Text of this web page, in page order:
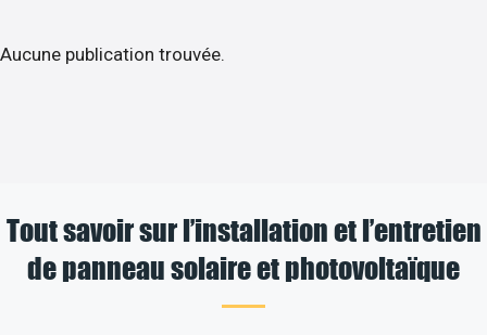
Aucune publication trouvée.
Tout savoir sur l’installation et l’entretien
de panneau solaire et photovoltaïque